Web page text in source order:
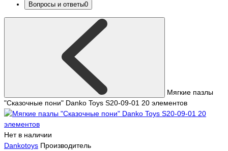
Вопросы и ответы0
Мягкие пазлы
"Сказочные пони" Danko Toys S20-09-01 20 элементов
Нет в наличии
Dankotoys Производитель